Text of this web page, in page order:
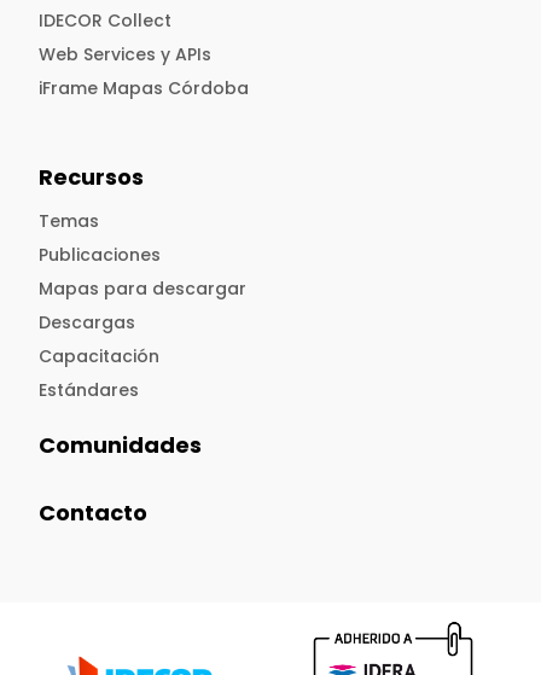
IDECOR Collect
Web Services y APIs
iFrame Mapas Córdoba
Recursos
Temas
Publicaciones
Mapas para descargar
Descargas
Capacitación
Estándares
Comunidades
Contacto